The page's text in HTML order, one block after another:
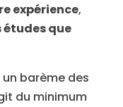
expérience,
études que
barème des
du minimum